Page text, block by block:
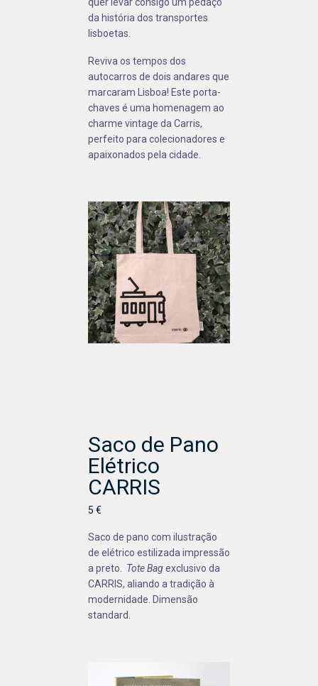
da história dos transportes
lisboetas.
Reviva os tempos dos
autocarros de dois andares que
marcaram Lisboa! Este porta-
chaves é uma homenagem ao
charme vintage da Carris,
perfeito para colecionadores e
apaixonados pela cidade.
Saco de Pano
Elétrico
CARRIS
5 €
Saco de pano com ilustração
de elétrico estilizada impressão
a preto. Tote Bagexclusivo da
CARRIS, aliando a tradição à
modernidade. Dimensão
standard.